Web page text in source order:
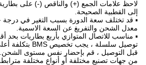
إلى القطبية الصحيحة.
▪ قد تختلف سعة الدورة بسبب التغير في درجة
معدل الشحن والتفريغ عن السعة الاسمية.
▪ مناسب للاتصال المتوازي بأربع بطاريات بحد
توصيل سلسلة ، يجب تخصيص BMS بتكلفة أعلى).
قبل التوصيل ، قم بإحضار نفس مستوى
من جهات تصنيع مختلفة أو أنواع مختلفة